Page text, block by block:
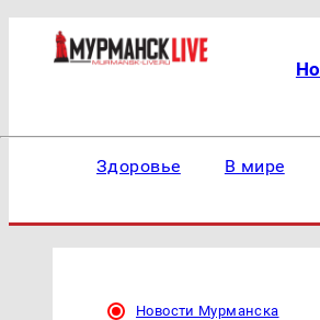
Здоровье В мире
Новости Мурманска